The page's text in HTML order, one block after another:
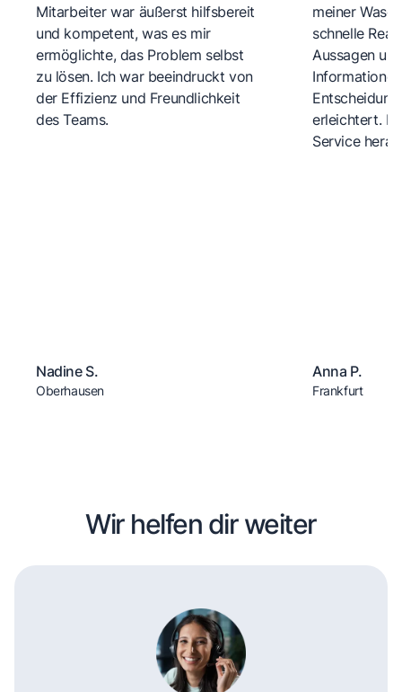
Mitarbeiter war äußerst hilfsbereit
und kompetent, was es mir
ermöglichte, das Problem selbst
zu lösen. Ich war beeindruckt von
der Effizienz und Freundlichkeit
des Teams.
Nadine S.
Oberhausen
meiner
schnelle
Aussagen
erleichtert.
Service
Anna P.
Frankfurt
Wir helfen dir weiter